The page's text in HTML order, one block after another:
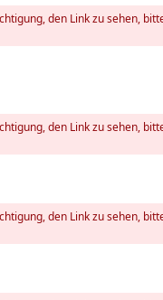
den Link zu sehen,
den Link zu sehen,
den Link zu sehen,